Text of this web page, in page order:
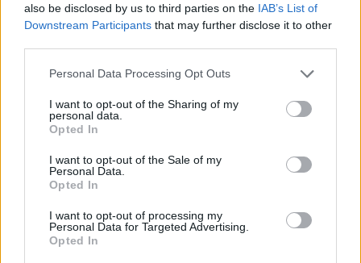
also be disclosed by us to third parties on the IAB’s List of
Downstream Participants that may further disclose it to other
Personal Data Processing Opt Outs
I want to opt-out of the Sharing of my
personal data.
Opted In
I want to opt-out of the Sale of my
Personal Data.
Opted In
I want to opt-out of processing my
Personal Data for Targeted Advertising.
Opted In
Adatvédelmi tájékoztató
Cookie-kezelési tájékoztató
Nyomtatott lapjaink archívuma
Médiaajánlat
Sütibeállítások
Médiatér